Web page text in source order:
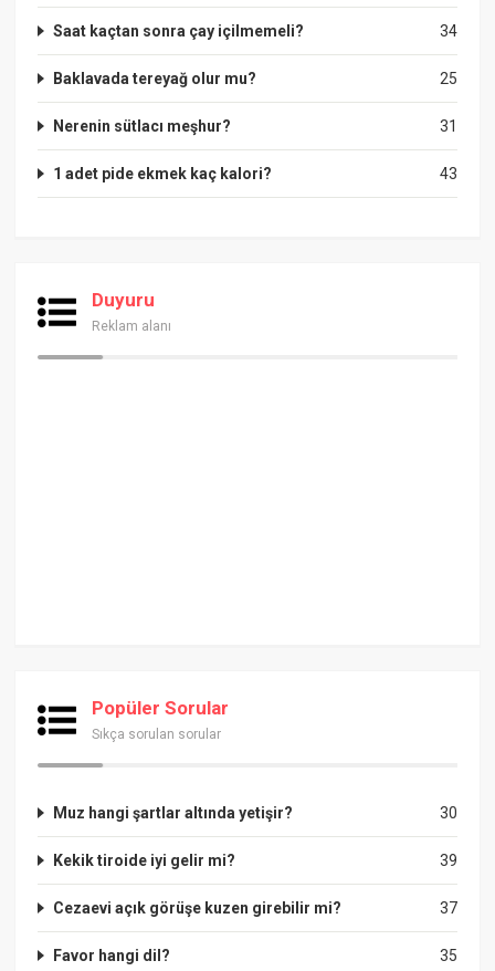
34
Saat kaçtan sonra çay içilmemeli?
25
Baklavada tereyağ olur mu?
31
Nerenin sütlacı meşhur?
43
1 adet pide ekmek kaç kalori?
Duyuru
Reklam alanı
Popüler Sorular
Sıkça sorulan sorular
30
Muz hangi şartlar altında yetişir?
39
Kekik tiroide iyi gelir mi?
37
Cezaevi açık görüşe kuzen girebilir mi?
35
Favor hangi dil?